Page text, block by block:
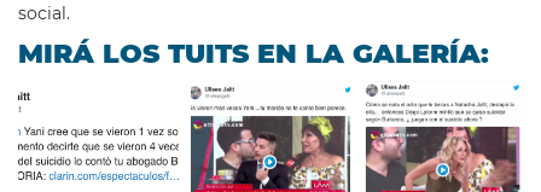
social.
MIRÁ LOS TUITS EN LA GALERÍA: